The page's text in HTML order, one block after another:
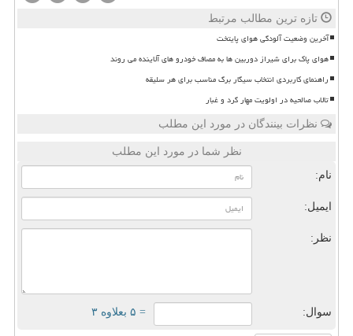
تازه ترین مطالب مرتبط
آخرین وضعیت آلودگی هوای پایتخت
هوای پاک برای شیراز دوربین ها به مصاف خودرو های آلاینده می روند
راهنمای کاربردی انتخاب سیگار برگ مناسب برای هر سلیقه
تالاب صالحیه در اولویت مهار گرد و غبار
نظرات بینندگان در مورد این مطلب
نظر شما در مورد این مطلب
نام:
ایمیل:
نظر:
سوال: = ۵ بعلاوه ۳